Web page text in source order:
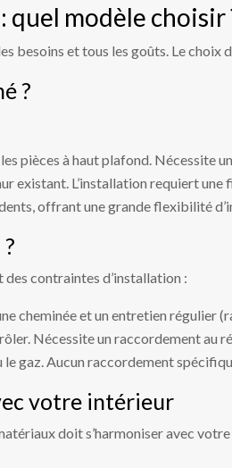
quel modèle choisir
besoins et tous les goûts. Le
?
pièces à haut plafond. Nécessite
existant. L’installation requiert
offrant une grande flexibilité
contraintes d’installation :
cheminée et un entretien régulier
Nécessite un raccordement au
gaz. Aucun raccordement
votre intérieur
doit s’harmoniser avec